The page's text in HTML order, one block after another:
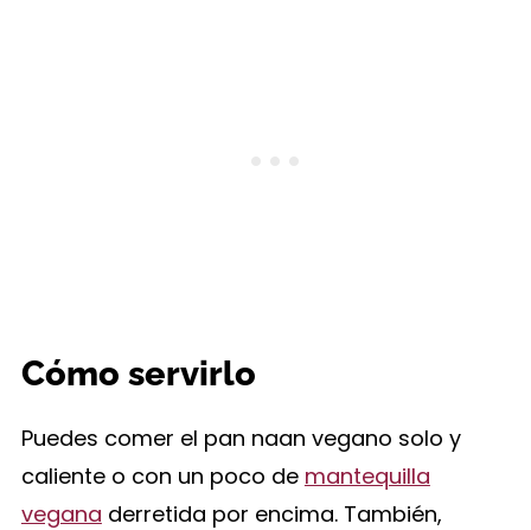
Cómo servirlo
Puedes comer el pan naan vegano solo y
caliente o con un poco de mantequilla
vegana derretida por encima. También,